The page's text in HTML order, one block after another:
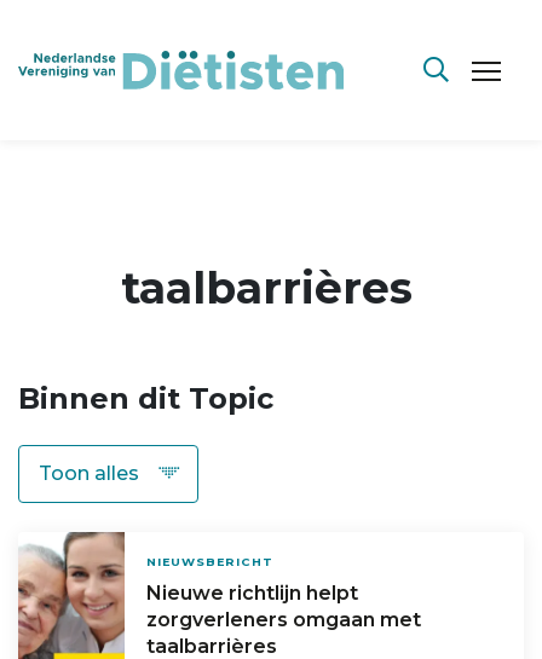
taalbarrières
Binnen dit Topic
NIEUWSBERICHT
Nieuwe richtlijn helpt
zorgverleners omgaan met
taalbarrières